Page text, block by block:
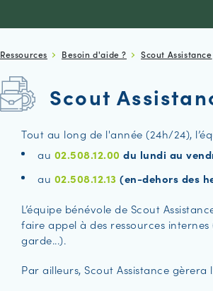
Ressources Besoin d'aide ? Scout Assistance
Scout
Tout au long de l'année (24h/24),
au 02.508.12.00 du lundi au
au 02.508.12.13 (en-dehors des
L’équipe bénévole de Scout
faire appel à des ressources
garde...).
Par ailleurs, Scout Assistance gèrera